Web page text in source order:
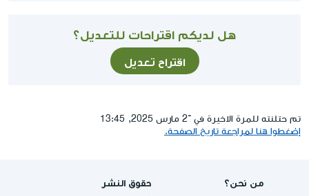
هل لديكم اقتراحات للتعديل؟
اقتراح تعديل
تم حتلنته للمرة الاخيرة في ־2 مارس 2025, 13:45
إضغطوا هنا لمراجعة تاريخ الصفحة.
من نحن؟ حقوق النشر